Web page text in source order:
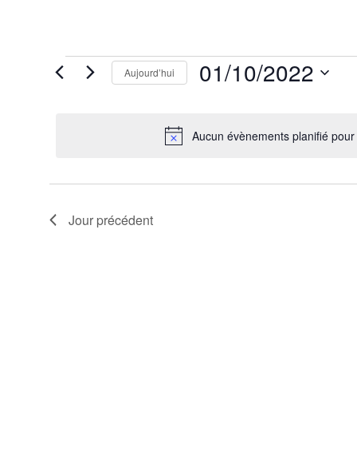
Évènements
for
Aucun évènements planifié
Aujourd’hui 01/10/2022
Jour précédent